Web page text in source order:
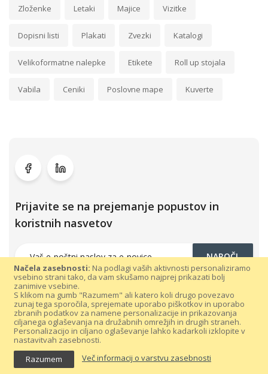
Načela zasebnosti: Na podlagi vaših aktivnosti personaliziramo
vsebino strani tako, da vam skušamo najprej prikazati bolj
zanimive vsebine.
S klikom na gumb "Razumem" ali katero koli drugo povezavo
zunaj tega sporočila, sprejemate uporabo piškotkov in uporabo
zbranih podatkov za namene personalizacije in prikazovanja
ciljanega oglaševanja na družabnih omrežjih in drugih straneh.
Personalizacijo in ciljano oglaševanje lahko kadarkoli izklopite v
nastavitvah zasebnosti.
Razumem
Več informacij o varstvu zasebnosti
Zloženke Letaki Majice Vizitke
Dopisni listi Plakati Zvezki Katalogi
Velikoformatne nalepke Etikete Roll up stojala
Vabila Ceniki Poslovne mape Kuverte
Prijavite se na prejemanje popustov in
koristnih nasvetov
NAROČI
Vse pravice pridržane 300dpi.com © 2021 |
Splošni pogoji poslovanja
Varovanje podatkov